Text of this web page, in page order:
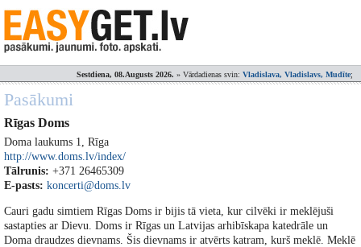
Sestdiena, 08.Augusts 2026. » Vārdadienas svin: Vladislava, Vladislavs, Mudīte;
Pasākumi
Rīgas Doms
Doma laukums 1, Rīga
http://www.doms.lv/index/
Tālrunis: +371 26465309
E-pasts: koncerti@doms.lv
Cauri gadu simtiem Rīgas Doms ir bijis tā vieta, kur cilvēki ir meklējuši
sastapties ar Dievu. Doms ir Rīgas un Latvijas arhibīskapa katedrāle un
Doma draudzes dievnams. Šis dievnams ir atvērts katram, kurš meklē. Meklē